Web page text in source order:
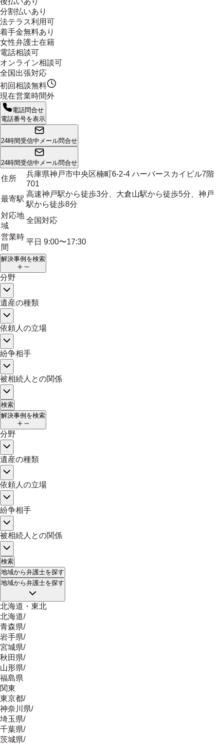
分割払いあり
法テラス利用可
着手金無料あり
女性弁護士在籍
電話相談可
オンライン相談可
全国出張対応
初回相談無料
現在営業時間外
電話問合せ
電話番号を表示
24時間受信中 メール問合せ
24時間受信中 メール問合せ
住所
兵庫県神戸市中央区楠町6-2-4 ハーバースカイビル7階
701
最寄駅
高速神戸駅から徒歩3分、大倉山駅から徒歩5分、神戸
駅から徒歩8分
対応地
域
全国対応
営業時
間
平日 9:00〜17:30
解決事例を検索
分野
遺産の種類
依頼人の立場
紛争相手
被相続人との関係
検索
解決事例を検索
分野
遺産の種類
依頼人の立場
紛争相手
被相続人との関係
検索
地域から弁護士を探す
地域から弁護士を探す
北海道・東北
北海道/
青森県/
岩手県/
宮城県/
秋田県/
山形県/
福島県
関東
東京都/
神奈川県/
埼玉県/
千葉県/
茨城県/